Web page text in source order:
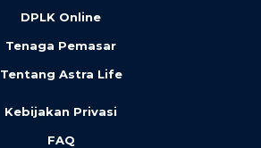
DPLK Online
Tenaga Pemasar
Tentang Astra Life
Kebijakan Privasi
FAQ